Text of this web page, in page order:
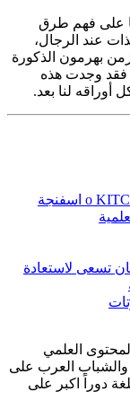
على فهم طرق
عند الرجال،
بهرمون الذكورة
فقد وجدت هذه
أوراقه لنا بعد.
العلمي
والشباب العرب على
تأخد هذه اللغة دوراً اكبر على